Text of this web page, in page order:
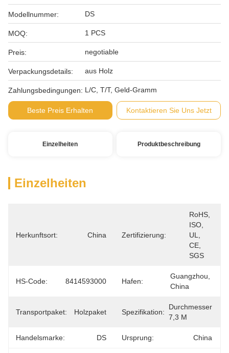
Modellnummer: DS
MOQ: 1 PCS
Preis: negotiable
Verpackungsdetails: aus Holz
Zahlungsbedingungen: L/C, T/T, Geld-Gramm
Beste Preis Erhalten Kontaktieren Sie Uns Jetzt
Einzelheiten Produktbeschreibung
Einzelheiten
Herkunftsort: China Zertifizierung:
RoHS,
ISO,
UL,
CE,
SGS
HS-Code: 8414593000 Hafen:
Guangzhou,
China
Transportpaket: Holzpaket Spezifikation:
Durchmesser
7,3 M
Handelsmarke: DS Ursprung: China